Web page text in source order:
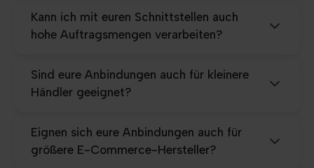
Kann ich mit euren Schnittstellen auch
hohe Auftragsmengen verarbeiten?
Sind eure Anbindungen auch für kleinere
Händler geeignet?
Eignen sich eure Anbindungen auch für
größere E-Commerce-Hersteller?